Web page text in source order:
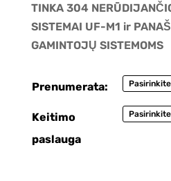
TINKA 304
SISTEMAI UF-M1 ir
GAMINTOJŲ SISTEMOMS
Prenumerata:
Keitimo
paslauga